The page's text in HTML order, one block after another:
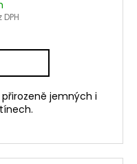
jemných i